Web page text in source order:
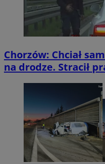
Chorzów: Chciał
na drodze. Stracił